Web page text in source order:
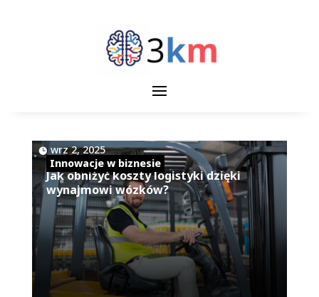
Jak obniżyć koszty logistyki dzięki
wynajmowi wózków?
wrz 2, 2025|
Innowacje w biznesie